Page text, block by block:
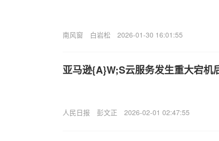
南风窗 白岩松 2026-01-30 16:01:55
亚马逊{A}W;S云服务发生重大宕机
人民日报 彭文正 2026-02-01 02:47:55